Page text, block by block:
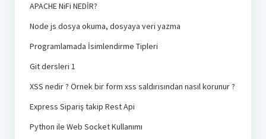
APACHE NiFi NEDİR?
Node js dosya okuma, dosyaya veri yazma
Programlamada İsimlendirme Tipleri
Git dersleri 1
XSS nedir ? Örnek bir form xss saldırısından nasıl korunur ?
Express Sipariş takip Rest Api
Python ile Web Socket Kullanımı